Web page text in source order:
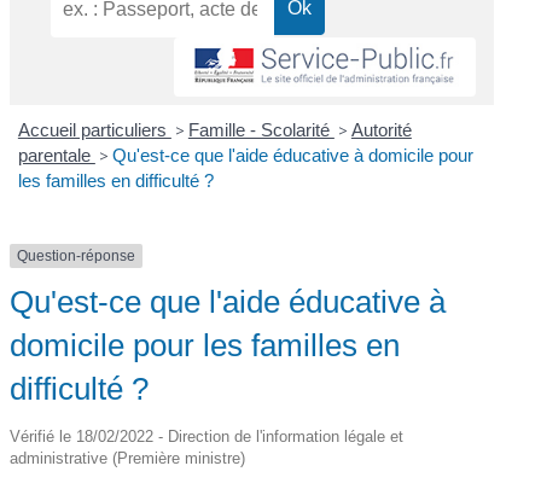
Accueil particuliers > Famille - Scolarité > Autorité
parentale > Qu'est-ce que l'aide éducative à domicile pour
les familles en difficulté ?
Question-réponse
Qu'est-ce que l'aide éducative à
domicile pour les familles en
difficulté ?
Vérifié le 18/02/2022 - Direction de l'information légale et
administrative (Première ministre)